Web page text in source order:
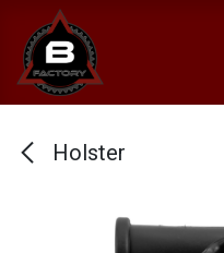
Se rendre au contenu
Holster